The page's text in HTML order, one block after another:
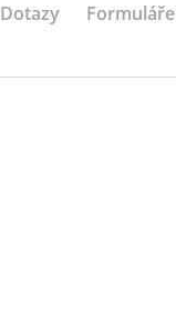
Dotazy Formuláře